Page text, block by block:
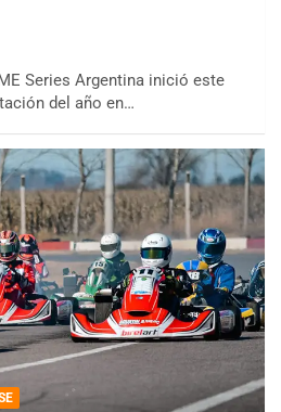
Series Argentina inició este
del año en…